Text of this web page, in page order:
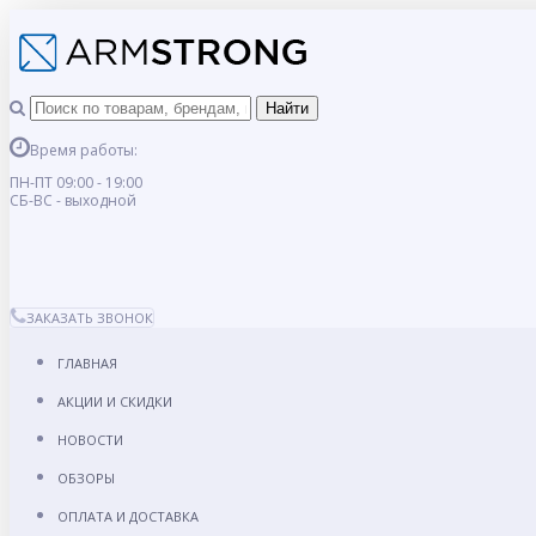
Время работы:
ПН-ПТ 09:00 - 19:00
СБ-ВС - выходной
ЗАКАЗАТЬ ЗВОНОК
ГЛАВНАЯ
АКЦИИ И СКИДКИ
НОВОСТИ
ОБЗОРЫ
ОПЛАТА И ДОСТАВКА